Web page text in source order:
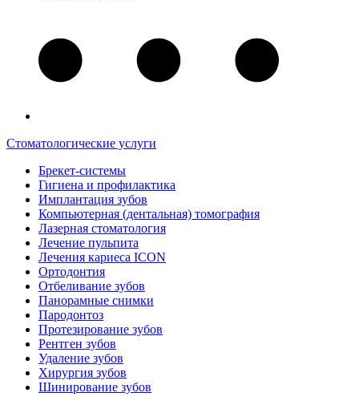
Стоматологические услуги
Брекет-системы
Гигиена и профилактика
Имплантация зубов
Компьютерная (дентальная) томография
Лазерная стоматология
Лечение пульпита
Лечения кариеса ICON
Ортодонтия
Отбеливание зубов
Панорамные снимки
Пародонтоз
Протезирование зубов
Рентген зубов
Удаление зубов
Хирургия зубов
Шинирование зубов